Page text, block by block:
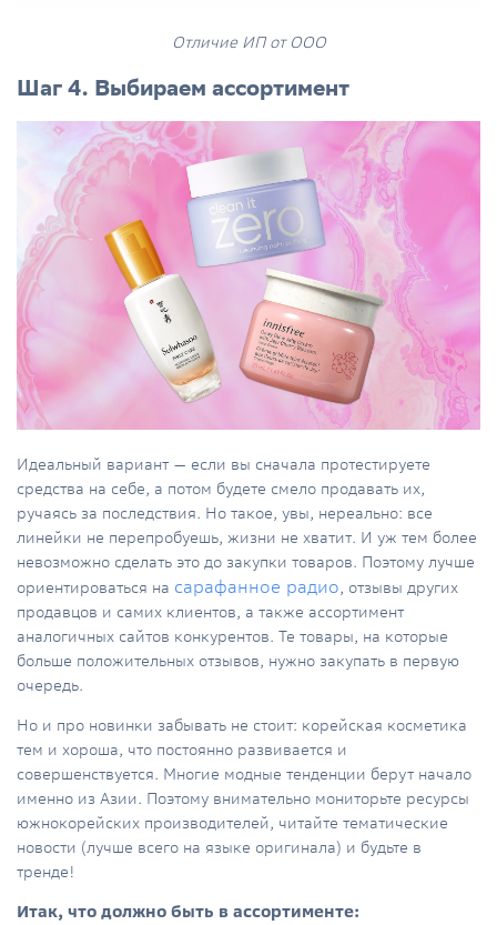
Отличие ИП от ООО
Шаг 4. Выбираем ассортимент
Идеальный вариант — если вы сначала протестируете
средства на себе, а потом будете смело продавать их,
ручаясь за последствия. Но такое, увы, нереально: все
линейки не перепробуешь, жизни не хватит. И уж тем более
невозможно сделать это до закупки товаров. Поэтому лучше
ориентироваться на сарафанное радио, отзывы других
продавцов и самих клиентов, а также ассортимент
аналогичных сайтов конкурентов. Те товары, на которые
больше положительных отзывов, нужно закупать в первую
очередь.
Но и про новинки забывать не стоит: корейская косметика
тем и хороша, что постоянно развивается и
совершенствуется. Многие модные тенденции берут начало
именно из Азии. Поэтому внимательно мониторьте ресурсы
южнокорейских производителей, читайте тематические
новости (лучше всего на языке оригинала) и будьте в
тренде!
Итак, что должно быть в ассортименте: